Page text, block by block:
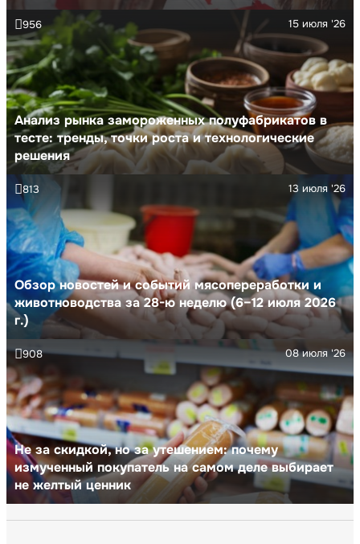
Анализ рынка замороженных полуфабрикатов в
тесте: тренды, точки роста и технологические
решения
15 июля '26
956
Обзор новостей и событий мясопереработки и
животноводства за 28-ю неделю (6–12 июля 2026
г.)
13 июля '26
813
Не за скидкой, но за утешением: почему
измученный покупатель на самом деле выбирает
не желтый ценник
08 июля '26
908